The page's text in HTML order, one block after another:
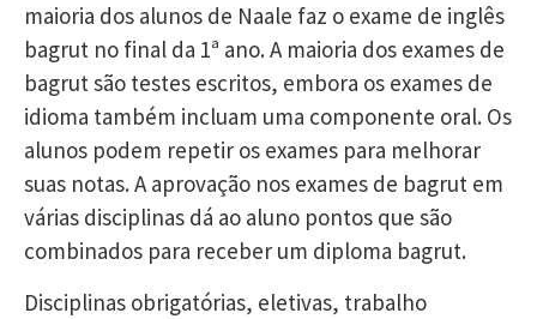
maioria dos alunos de Naale faz o exame de inglês
bagrut no final da 1ª ano. A maioria dos exames de
bagrut são testes escritos, embora os exames de
idioma também incluam uma componente oral. Os
alunos podem repetir os exames para melhorar
suas notas. A aprovação nos exames de bagrut em
várias disciplinas dá ao aluno pontos que são
combinados para receber um diploma bagrut.
Disciplinas obrigatórias, eletivas, trabalho